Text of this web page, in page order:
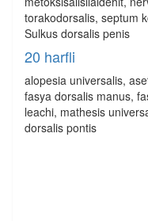
torakodorsalis, septum
Sulkus dorsalis penis
20 harfli
alopesia universalis,
fasya dorsalis manus,
leachi, mathesis
dorsalis pontis